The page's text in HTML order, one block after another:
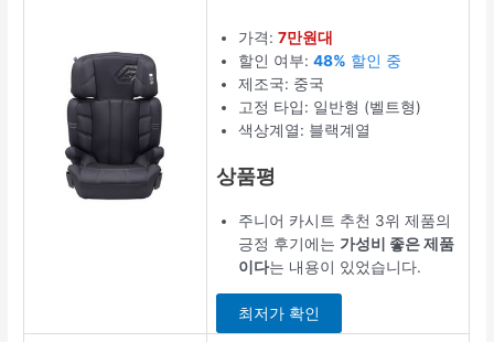
가격:7만원대
할인 여부:48% 할인 중
제조국: 중국
고정 타입: 일반형 (벨트형)
색상계열: 블랙계열
상품평
주니어 카시트 추천 3위 제품의
긍정 후기에는 가성비 좋은 제품
이다는 내용이 있었습니다.
최저가 확인